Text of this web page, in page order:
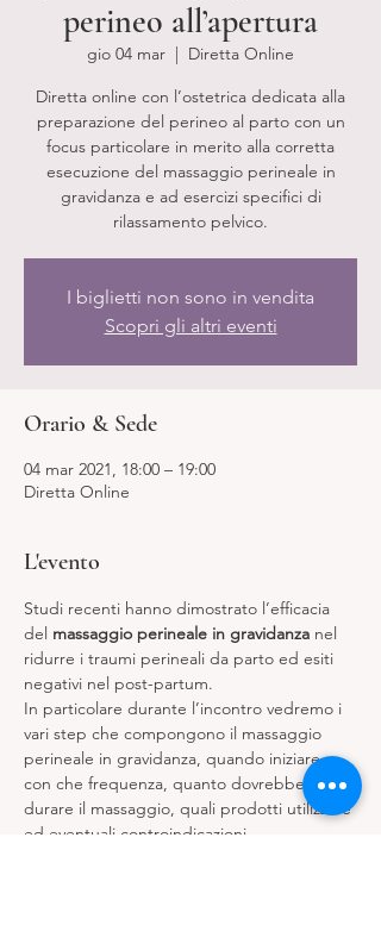
perineo all’apertura
gio 04 mar
  |
Diretta Online
Diretta online con l’ostetrica dedicata alla
preparazione del perineo al parto con un
focus particolare in merito alla corretta
esecuzione del massaggio perineale in
gravidanza e ad esercizi specifici di
rilassamento pelvico.
I biglietti non sono in vendita
Scopri gli altri eventi
Orario & Sede
04 mar 2021, 18:00 – 19:00
Diretta Online
L'evento
Studi recenti hanno dimostrato l’efficacia
del massaggio perineale in gravidanza nel
ridurre i traumi perineali da parto ed esiti
negativi nel post-partum.
In particolare durante l’incontro vedremo i
vari step che compongono il massaggio
perineale in gravidanza, quando iniziare e
con che frequenza, quanto dovrebbe
durare il massaggio, quali prodotti utilizzare
ed eventuali controindicazioni.